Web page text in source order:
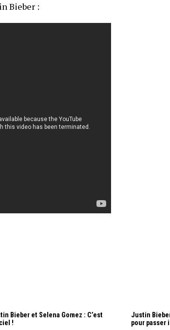
Bieber :
Bieber et Selena Gomez : C’est
!
Justin
pour passer